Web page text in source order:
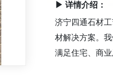
▶ 详情介绍：
济宁四通石材
材解决方案。
满足住宅、商